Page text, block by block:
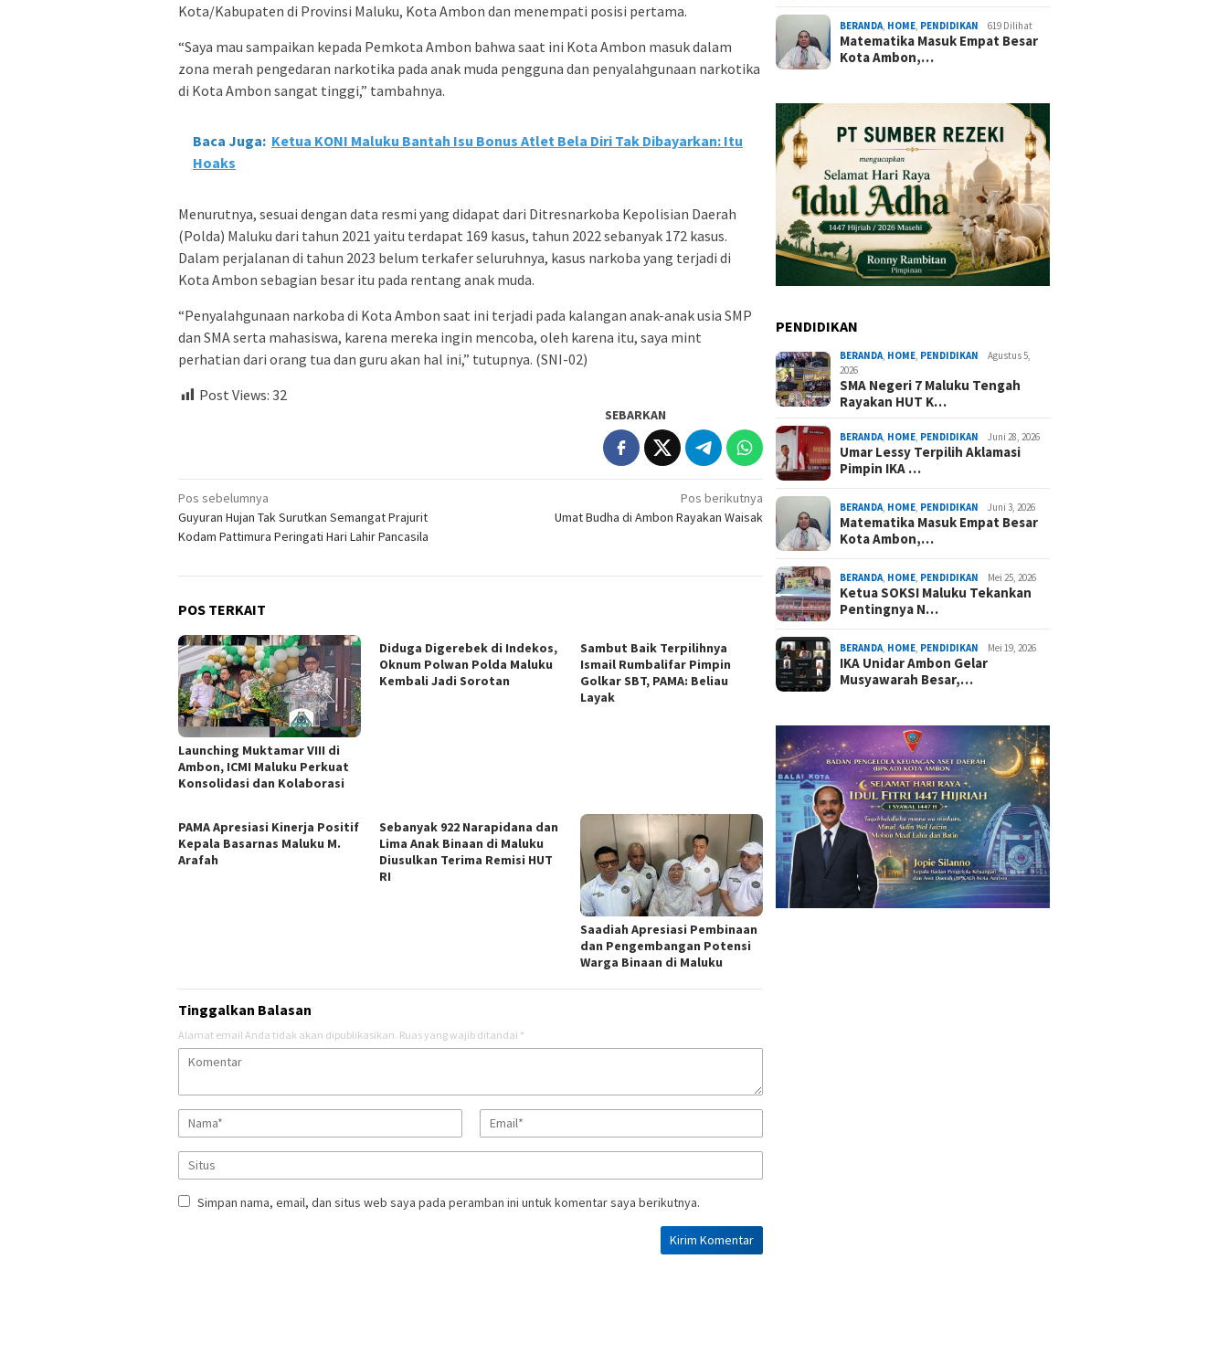
Kota/Kabupaten di Provinsi Maluku, Kota Ambon dan menempati posisi pertama.
“Saya mau sampaikan kepada Pemkota Ambon bahwa saat ini Kota Ambon masuk dalam
zona merah pengedaran narkotika pada anak muda pengguna dan penyalahgunaan narkotika
di Kota Ambon sangat tinggi,” tambahnya.
Baca Juga: Ketua KONI Maluku Bantah Isu Bonus Atlet Bela Diri Tak Dibayarkan: Itu
Hoaks
Menurutnya, sesuai dengan data resmi yang didapat dari Ditresnarkoba Kepolisian Daerah
(Polda) Maluku dari tahun 2021 yaitu terdapat 169 kasus, tahun 2022 sebanyak 172 kasus.
Dalam perjalanan di tahun 2023 belum terkafer seluruhnya, kasus narkoba yang terjadi di
Kota Ambon sebagian besar itu pada rentang anak muda.
“Penyalahgunaan narkoba di Kota Ambon saat ini terjadi pada kalangan anak-anak usia SMP
dan SMA serta mahasiswa, karena mereka ingin mencoba, oleh karena itu, saya mint
perhatian dari orang tua dan guru akan hal ini,” tutupnya. (SNI-02)
Post Views: 32
SEBARKAN
Navigasi
pos
Pos sebelumnya
Guyuran Hujan Tak Surutkan Semangat Prajurit
Kodam Pattimura Peringati Hari Lahir Pancasila
Pos berikutnya
Umat Budha di Ambon Rayakan Waisak
POS TERKAIT
Launching Muktamar VIII di
Ambon, ICMI Maluku Perkuat
Konsolidasi dan Kolaborasi
Diduga Digerebek di Indekos,
Oknum Polwan Polda Maluku
Kembali Jadi Sorotan
Sambut Baik Terpilihnya
Ismail Rumbalifar Pimpin
Golkar SBT, PAMA: Beliau
Layak
PAMA Apresiasi Kinerja Positif
Kepala Basarnas Maluku M.
Arafah
Sebanyak 922 Narapidana dan
Lima Anak Binaan di Maluku
Diusulkan Terima Remisi HUT
RI
Saadiah Apresiasi Pembinaan
dan Pengembangan Potensi
Warga Binaan di Maluku
Tinggalkan Balasan
Alamat email Anda tidak akan dipublikasikan. Ruas yang wajib ditandai *
Simpan nama, email, dan situs web saya pada peramban ini untuk komentar saya berikutnya.
BERANDA, HOME, PENDIDIKAN 619 Dilihat
Matematika Masuk Empat Besar
Kota Ambon,…
PENDIDIKAN
BERANDA, HOME, PENDIDIKAN
Agustus 5,
2026
SMA Negeri 7 Maluku Tengah
Rayakan HUT K…
BERANDA, HOME, PENDIDIKAN Juni 28, 2026
Umar Lessy Terpilih Aklamasi
Pimpin IKA …
BERANDA, HOME, PENDIDIKAN Juni 3, 2026
Matematika Masuk Empat Besar
Kota Ambon,…
BERANDA, HOME, PENDIDIKAN Mei 25, 2026
Ketua SOKSI Maluku Tekankan
Pentingnya N…
BERANDA, HOME, PENDIDIKAN Mei 19, 2026
IKA Unidar Ambon Gelar
Musyawarah Besar,…